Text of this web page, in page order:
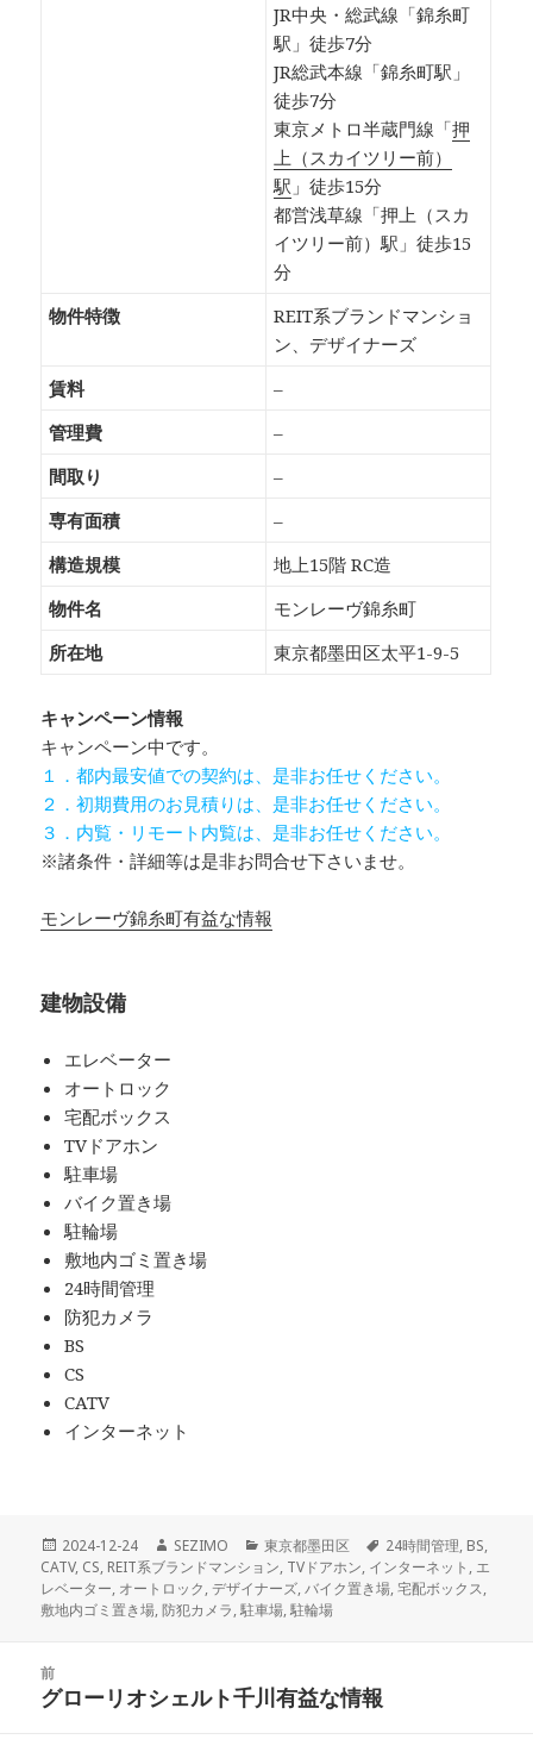
JR中央・総武線「錦糸町
駅」徒歩7分
JR総武本線「錦糸町駅」
徒歩7分
東京メトロ半蔵門線「押
上（スカイツリー前）
駅 」徒歩15分
都営浅草線「押上（スカ
イツリー前）駅」徒歩15
分
物件特徴
REIT系ブランドマンショ
ン、デザイナーズ
賃料
–
管理費
–
間取り
–
専有面積
–
構造規模
地上15階 RC造
物件名
モンレーヴ錦糸町
所在地
東京都墨田区太平1-9-5
キャンペーン情報
キャンペーン中です。
１．都内最安値での契約は、是非お任せください。
２．初期費用のお見積りは、是非お任せください。
３．内覧・リモート内覧は、是非お任せください。
※諸条件・詳細等は是非お問合せ下さいませ。
モンレーヴ錦糸町有益な情報
建物設備
エレベーター
オートロック
宅配ボックス
TVドアホン
駐車場
バイク置き場
駐輪場
敷地内ゴミ置き場
24時間管理
防犯カメラ
BS
CS
CATV
インターネット
投
稿
日:
2024-12-24
作
成
者
SEZIMO
カ
テ
ゴ
リ
東京都墨田区
タ
グ
24時間管理, BS,
CATV, CS, REIT系ブランドマンション, TVドアホン, インターネット , エ
レベーター, オートロック,デザイナーズ,バイク置き場,宅配ボックス,
敷地内ゴミ置き場,防犯カメラ,駐車場,駐輪場
前
前
グローリオシェルト千川有益な情報